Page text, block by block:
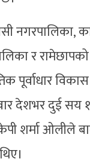
नगरपालिका,
र
पूर्वाधार
देशभर दुई सय
केपी शर्मा ओलीले